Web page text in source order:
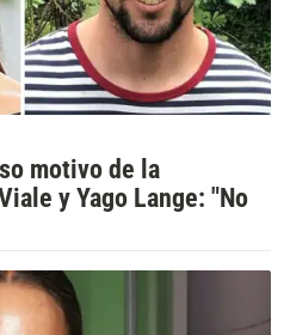
motivo de la
y Yago Lange: "No